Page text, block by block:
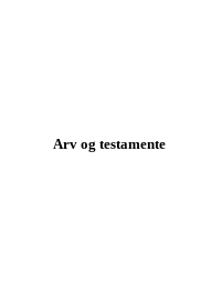
Arv og testamente